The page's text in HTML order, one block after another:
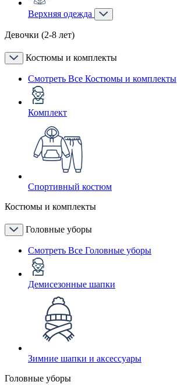
Верхняя одежда
Девочки (2-8 лет)
Костюмы и комплекты
Смотреть Все Костюмы и комплекты
Комплект
Спортивный костюм
Костюмы и комплекты
Головные уборы
Смотреть Все Головные уборы
Демисезонные шапки
Зимние шапки и аксессуары
Головные уборы